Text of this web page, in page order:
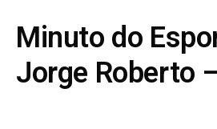
Minuto do
Jorge Roberto